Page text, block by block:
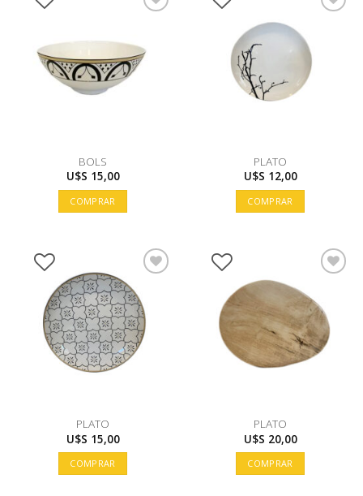
BOLS
U$S 15,00
COMPRAR
PLATO
U$S 12,00
COMPRAR
PLATO
U$S 15,00
COMPRAR
PLATO
U$S 20,00
COMPRAR